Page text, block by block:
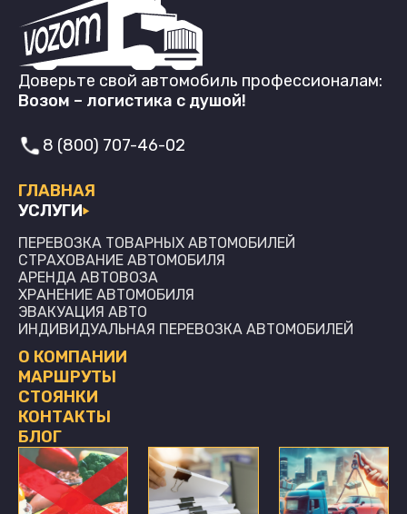
Доверьте свой автомобиль профессионалам:
Возом – логистика с душой!
ГЛАВНАЯ
УСЛУГИ
ПЕРЕВОЗКА ТОВАРНЫХ АВТОМОБИЛЕЙ
СТРАХОВАНИЕ АВТОМОБИЛЯ
АРЕНДА АВТОВОЗА
ХРАНЕНИЕ АВТОМОБИЛЯ
ЭВАКУАЦИЯ АВТО
ИНДИВИДУАЛЬНАЯ ПЕРЕВОЗКА АВТОМОБИЛЕЙ
О КОМПАНИИ
МАРШРУТЫ
СТОЯНКИ
КОНТАКТЫ
БЛОГ
8 (800) 707-46-02